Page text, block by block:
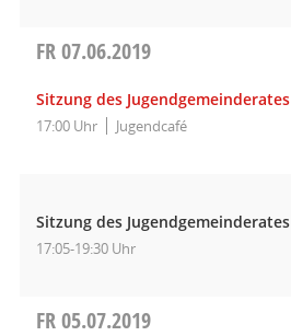
FR07.06.2019
Sitzung des Jugendgemeinderates
17:00 Uhr Jugendcafé
Sitzung des Jugendgemeinderates
17:05-19:30 Uhr
FR05.07.2019